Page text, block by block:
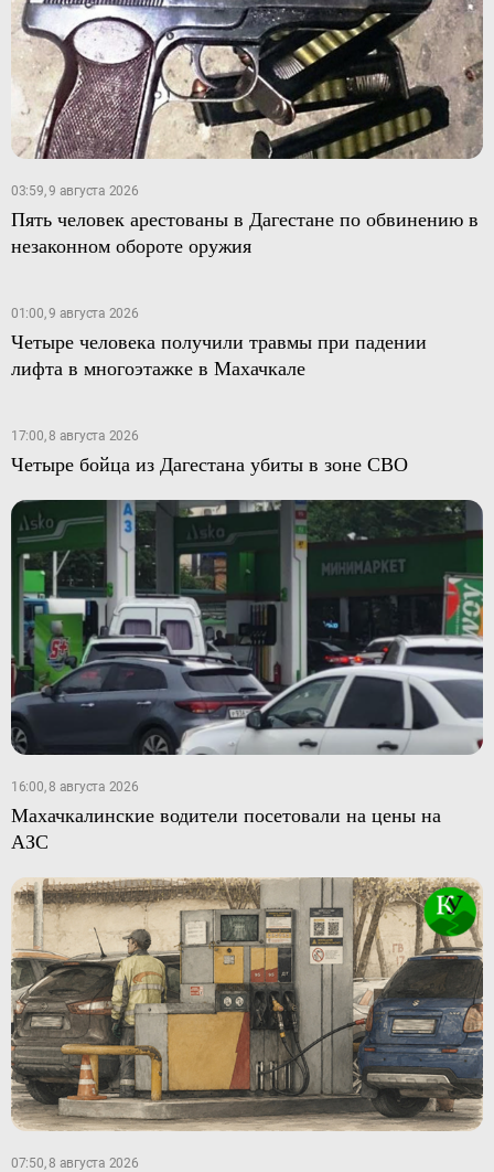
03:59, 9 августа 2026
Пять человек арестованы в Дагестане по обвинению в
незаконном обороте оружия
01:00, 9 августа 2026
Четыре человека получили травмы при падении
лифта в многоэтажке в Махачкале
17:00, 8 августа 2026
Четыре бойца из Дагестана убиты в зоне СВО
16:00, 8 августа 2026
Махачкалинские водители посетовали на цены на
АЗС
07:50, 8 августа 2026